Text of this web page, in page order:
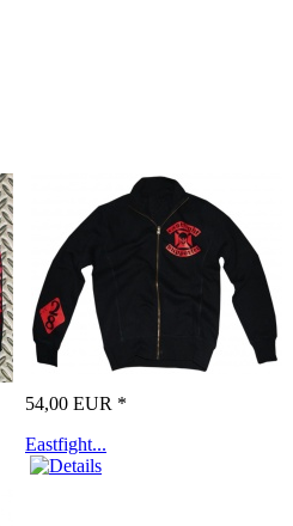
54,00 EUR *
Eastfight...